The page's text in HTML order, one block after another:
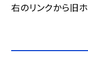
右のリンクから旧